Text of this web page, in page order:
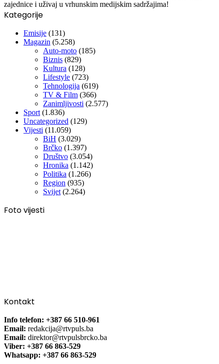
zajednice i uživaj u vrhunskim medijskim sadržajima!
Kategorije
Emisije (131)
Magazin (5.258)
Auto-moto (185)
Biznis (829)
Kultura (128)
Lifestyle (723)
Tehnologija (619)
TV & Film (366)
Zanimljivosti (2.577)
Sport(1.836)
Uncategorized (129)
Vijesti (11.059)
BiH (3.029)
Brčko (1.397)
Društvo (3.054)
Hronika (1.142)
Politika (1.266)
Region (935)
Svijet(2.264)
Foto vijesti
Kontakt
Info telefon: +387 66 510-961
Email: redakcija@rtvpuls.ba
Email: direktor@rtvpulsbrcko.ba
Viber: +387 66 863-529
Whatsapp: +387 66 863-529